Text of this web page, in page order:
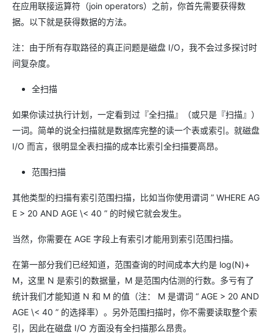
在应用联接运算符（join operators）之前，你首先需要获得数
据。以下就是获得数据的方法。
注：由于所有存取路径的真正问题是磁盘 I/O，我不会过多探讨时
间复杂度。
全扫描
如果你读过执行计划，一定看到过『全扫描』（或只是『扫描』）
一词。简单的说全扫描就是数据库完整的读一个表或索引。就磁盘
I/O 而言，很明显全表扫描的成本比索引全扫描要高昂。
范围扫描
其他类型的扫描有索引范围扫描，比如当你使用谓词 ” WHERE AG
E > 20 AND AGE \< 40 ” 的时候它就会发生。
当然，你需要在 AGE 字段上有索引才能用到索引范围扫描。
在第一部分我们已经知道，范围查询的时间成本大约是 log(N)+
M，这里 N 是索引的数据量，M 是范围内估测的行数。多亏有了
统计我们才能知道 N 和 M 的值（注： M 是谓词 “ AGE > 20 AND
AGE \< 40 ” 的选择率）。另外范围扫描时，你不需要读取整个索
引，因此在磁盘 I/O 方面没有全扫描那么昂贵。